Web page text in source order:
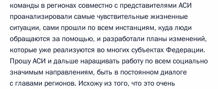
команды в регионах совместно с представителями АСИ
проанализировали самые чувствительные жизненные
ситуации, сами прошли по всем инстанциям, куда люди
обращаются за помощью, и разработали планы изменений,
которые уже реализуются во многих субъектах Федерации.
Прошу АСИ и дальше наращивать работу по всем социально
значимым направлениям, быть в постоянном диалоге
с главами регионов. Исхожу из того, что это очень